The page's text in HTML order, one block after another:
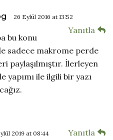
26 Eylül 2016 at 13:52
Yanıtla
bu konu
sadece makrome perde
paylaşılmıştır. İlerleyen
yapımı ile ilgili bir yazı
2019 at 08:44 Yanıtla